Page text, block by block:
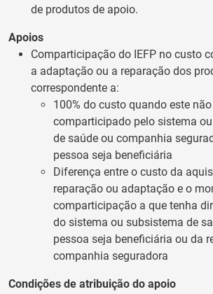
de produtos de apoio.
Apoios
Comparticipação do IEFP no custo
a adaptação ou a reparação dos
correspondente a:
100% do custo quando este
comparticipado pelo sistema
de saúde ou companhia
pessoa seja beneficiária
Diferença entre o custo da
reparação ou adaptação e o
comparticipação a que tenha
do sistema ou subsistema de
pessoa seja beneficiária ou da
companhia seguradora
Condições de atribuição do apoio